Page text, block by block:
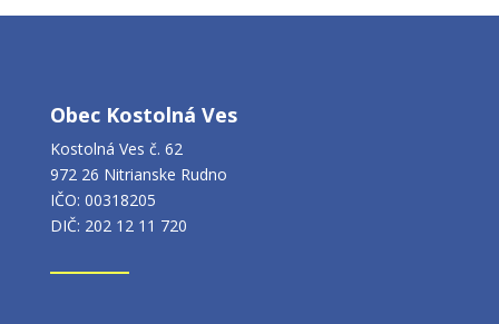
Obec Kostolná Ves
Kostolná Ves č. 62
972 26 Nitrianske Rudno
IČO: 00318205
DIČ: 202 12 11 720